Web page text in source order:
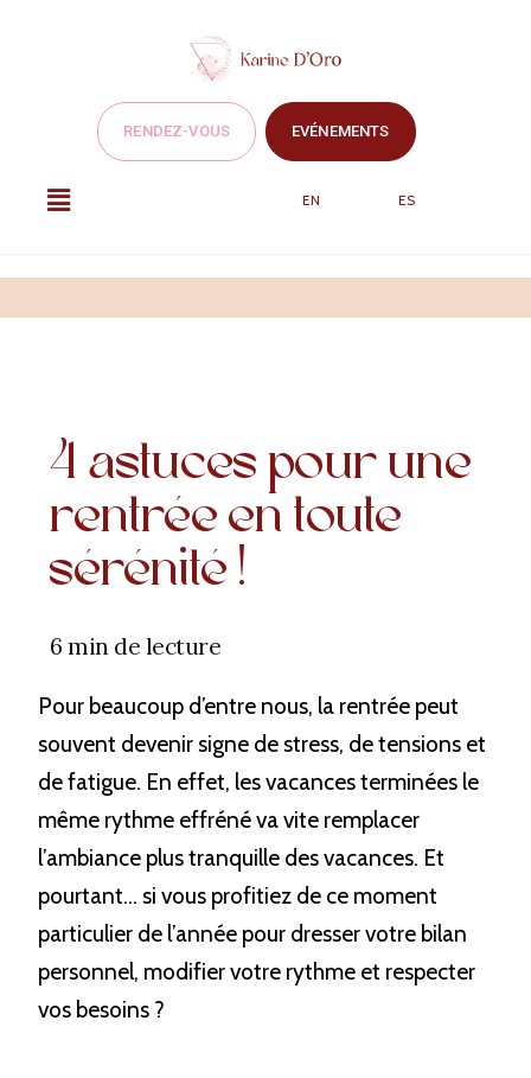
RENDEZ-VOUS EVÉNEMENTS
EN ES
4 astuces pour une
rentrée en toute
sérénité !
6 min de lecture
Pour beaucoup d’entre nous, la rentrée peut
souvent devenir signe de stress, de tensions et
de fatigue. En effet, les vacances terminées le
même rythme effréné va vite remplacer
l’ambiance plus tranquille des vacances. Et
pourtant… si vous profitiez de ce moment
particulier de l’année pour dresser votre bilan
personnel, modifier votre rythme et respecter
vos besoins ?